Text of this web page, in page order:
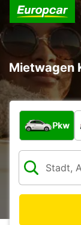
Mietwagen
Welche Art
Pkw